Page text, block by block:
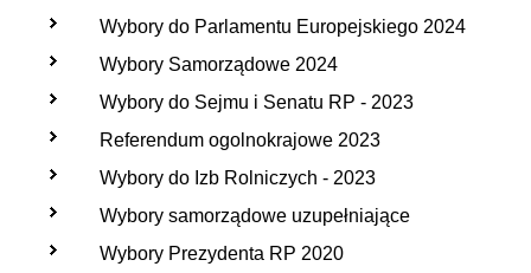
Wybory do Parlamentu Europejskiego 2024
Wybory Samorządowe 2024
Wybory do Sejmu i Senatu RP - 2023
Referendum ogolnokrajowe 2023
Wybory do Izb Rolniczych - 2023
Wybory samorządowe uzupełniające
Wybory Prezydenta RP 2020